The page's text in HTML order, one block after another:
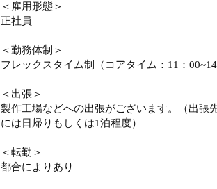
＜雇用形態＞
正社員
＜勤務体制＞
フレックスタイム制（コアタイム：11：00~14
＜出張＞
製作工場などへの出張がございます。（出
には日帰りもしくは1泊程度）
＜転勤＞
都合によりあり